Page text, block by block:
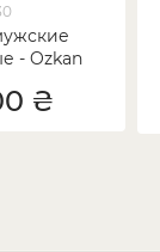
- Ozkan
₴